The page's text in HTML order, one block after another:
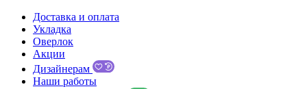
Доставка и оплата
Укладка
Оверлок
Акции
Дизайнерам
Наши работы